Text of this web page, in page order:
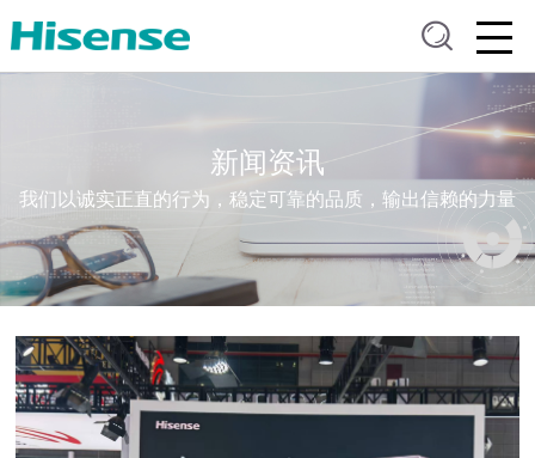
新闻资讯
我们以诚实正直的行为，稳定可靠的品质，输出信赖的力量